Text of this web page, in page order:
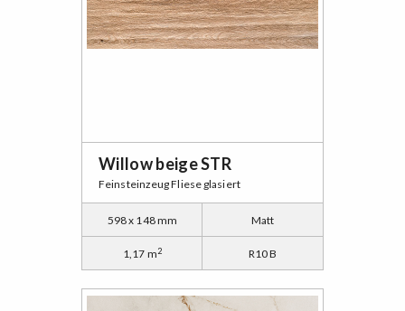
Willow beige STR
Feinsteinzeug Fliese glasiert
598 x 148 mm Matt
1,17 m2 R10 B